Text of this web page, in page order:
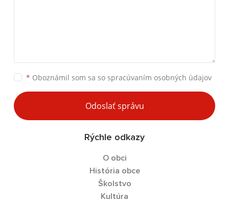
* Oboznámil som sa so spracúvaním osobných údajov
Odoslať správu
Rýchle odkazy
O obci
História obce
Školstvo
Kultúra